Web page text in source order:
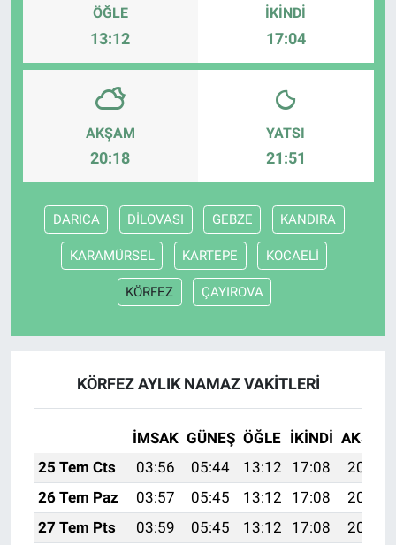
ÖĞLE
13:12
İKINDI
17:04
AKŞAM
20:18
YATSI
21:51
DARICA DİLOVASI GEBZE KANDIRA
KARAMÜRSEL KARTEPE KOCAELİ
KÖRFEZ ÇAYIROVA
KÖRFEZ AYLIK NAMAZ VAKITLERI
İMSAK GÜNEŞ ÖĞLE İKINDI AKŞAM
25 Tem Cts
03:56 05:44 13:12 17:08
20:31
26 Tem Paz
03:57 05:45 13:12 17:08
20:30
27 Tem Pts
03:59 05:45 13:12 17:08
20:29